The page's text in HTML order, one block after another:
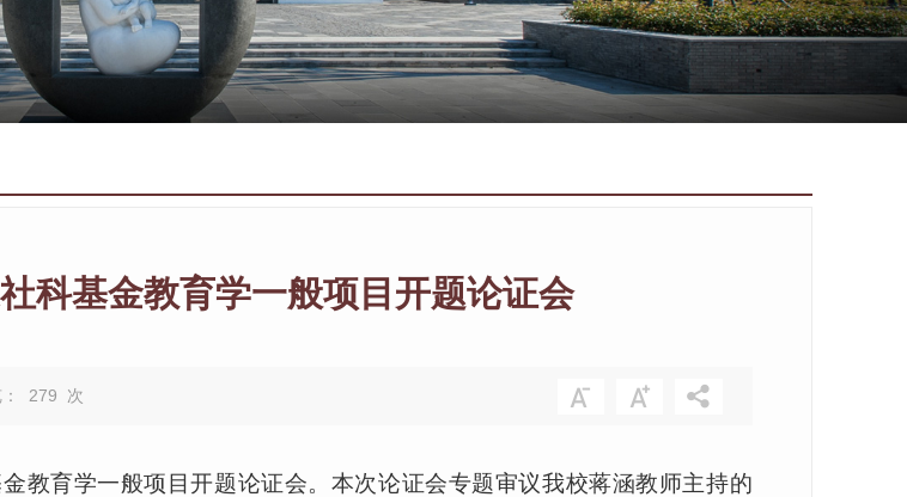
科基金教育学一般项目开题论证会
279 次
教育学一般项目开题论证会。本次论证会专题审议我校蒋涵教师主持的